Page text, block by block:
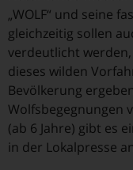
„WOLF“ und seine
gleichzeitig sollen
verdeutlicht
dieses wilden
Bevölkerung
Wolfsbegegnungen
(ab 6 Jahre) gibt es
in der Lokalpresse